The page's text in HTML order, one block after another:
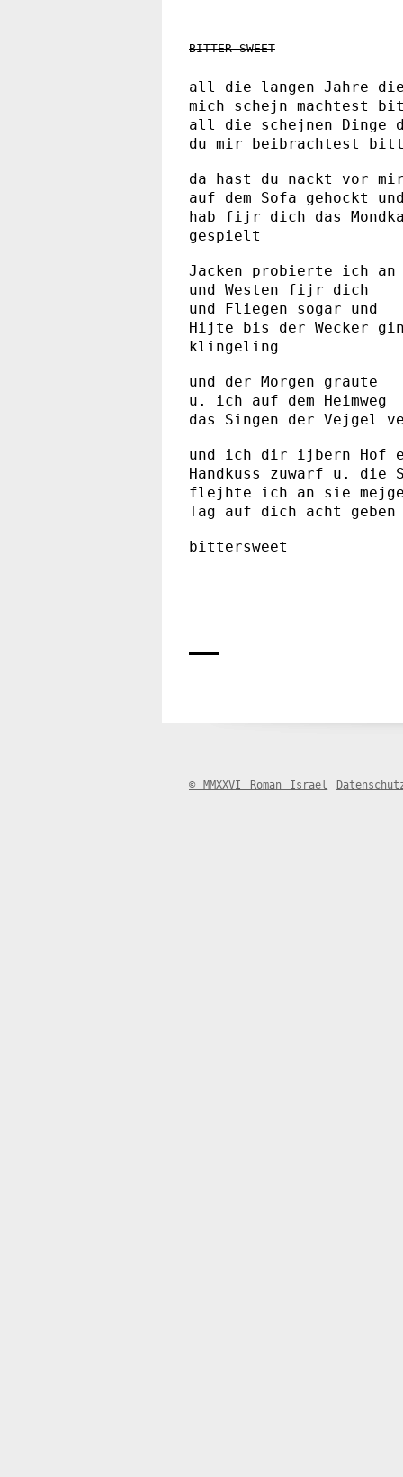
BITTER SWEET
all die langen Jahre
mich schejn machtest
all die schejnen Dinge
du mir beibrachtest
da hast du nackt vor
auf dem Sofa gehockt
hab fijr dich das
gespielt
Jacken probierte ich an
und Westen fijr dich
und Fliegen sogar und
Hijte bis der Wecker
klingeling
und der Morgen graute
u. ich auf dem Heimweg
das Singen der Vejgel
und ich dir ijbern Hof
Handkuss zuwarf u. die
flejhte ich an sie
Tag auf dich acht geben
bittersweet
© MMXXVI Roman Israel